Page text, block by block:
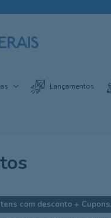
Lançamentos